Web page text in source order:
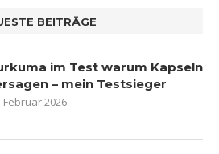
BEITRÄGE
im Test warum Kapseln
– mein Testsieger
Februar 2026